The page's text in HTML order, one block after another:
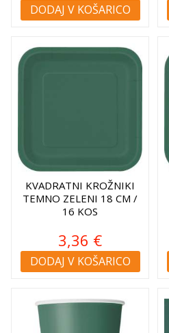
DODAJ V KOŠARICO
KVADRATNI KROŽNIKI
TEMNO ZELENI 18 CM /
16 KOS
3,36 €
DODAJ V KOŠARICO